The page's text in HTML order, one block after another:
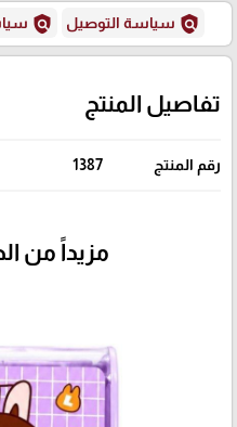
policy سياسة التوصيل policy
تفاصيل المنتج
رقم المنتج 1387
مزيداً من